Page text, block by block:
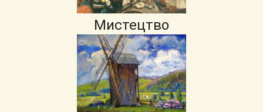
Мистецтво